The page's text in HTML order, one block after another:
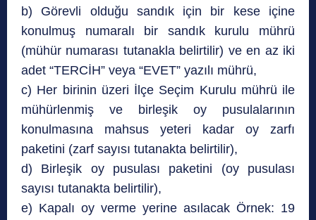
b) Görevli olduğu sandık için bir kese içine
konulmuş numaralı bir sandık kurulu mührü
(mühür numarası tutanakla belirtilir) ve en az iki
adet “TERCİH” veya “EVET” yazılı mührü,
c) Her birinin üzeri İlçe Seçim Kurulu mührü ile
mühürlenmiş ve birleşik oy pusulalarının
konulmasına mahsus yeteri kadar oy zarfı
paketini (zarf sayısı tutanakta belirtilir),
d) Birleşik oy pusulası paketini (oy pusulası
sayısı tutanakta belirtilir),
e) Kapalı oy verme yerine asılacak Örnek: 19